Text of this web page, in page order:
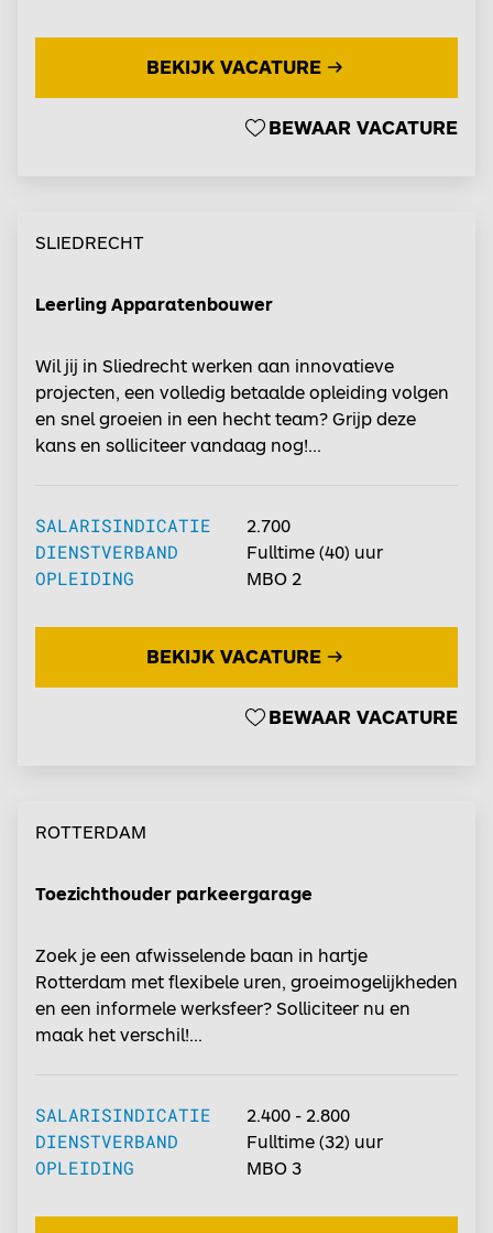
BEWAAR VACATURE
BEKIJK VACATURE
SLIEDRECHT
Leerling Apparatenbouwer
Wil jij in Sliedrecht werken aan innovatieve
projecten, een volledig betaalde opleiding volgen
en snel groeien in een hecht team? Grijp deze
kans en solliciteer vandaag nog!...
SALARISINDICATIE 2.700
DIENSTVERBAND Fulltime (40) uur
OPLEIDING MBO 2
BEWAAR VACATURE
BEKIJK VACATURE
ROTTERDAM
Toezichthouder parkeergarage
Zoek je een afwisselende baan in hartje
Rotterdam met flexibele uren, groeimogelijkheden
en een informele werksfeer? Solliciteer nu en
maak het verschil!...
SALARISINDICATIE 2.400 - 2.800
DIENSTVERBAND Fulltime (32) uur
OPLEIDING MBO 3